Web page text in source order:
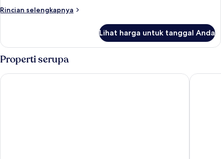
Tempat
Rincian selengkapnya
Rincian
Kamar
Twin
Deluks,
Tempat
Lihat harga untuk tanggal Anda
Properti serupa
Caesar Metro Taipei Caesar